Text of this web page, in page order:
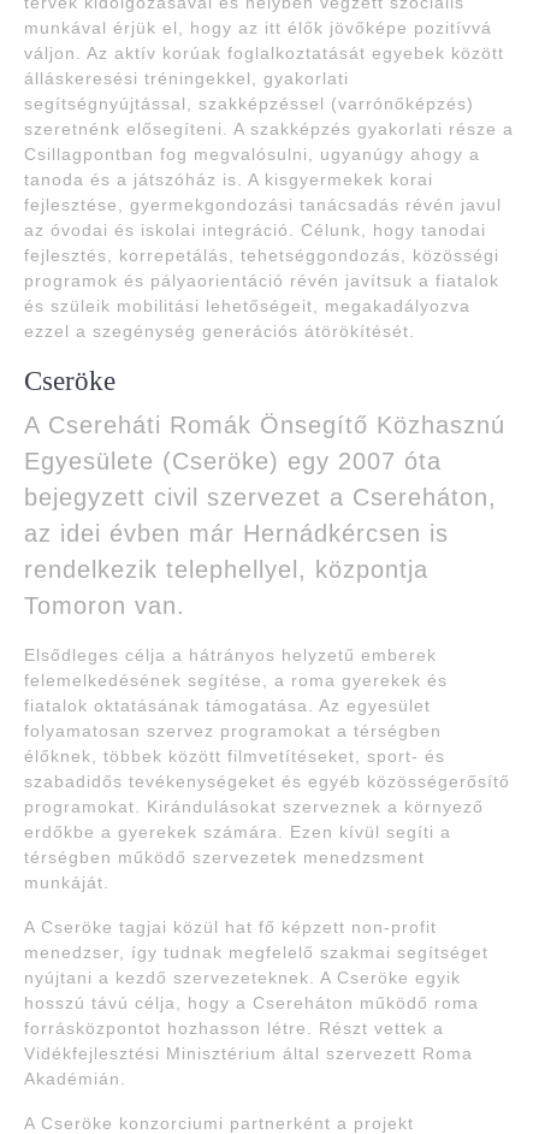
munkával érjük el, hogy az itt élők jövőképe pozitívvá
váljon. Az aktív korúak foglalkoztatását egyebek között
álláskeresési tréningekkel, gyakorlati
segítségnyújtással, szakképzéssel (varrónőképzés)
szeretnénk elősegíteni. A szakképzés gyakorlati része a
Csillagpontban fog megvalósulni, ugyanúgy ahogy a
tanoda és a játszóház is. A kisgyermekek korai
fejlesztése, gyermekgondozási tanácsadás révén javul
az óvodai és iskolai integráció. Célunk, hogy tanodai
fejlesztés, korrepetálás, tehetséggondozás, közösségi
programok és pályaorientáció révén javítsuk a fiatalok
és szüleik mobilitási lehetőségeit, megakadályozva
ezzel a szegénység generációs átörökítését.
Cseröke
A Csereháti Romák Önsegítő Közhasznú
Egyesülete (Cseröke) egy 2007 óta
bejegyzett civil szervezet a Csereháton,
az idei évben már Hernádkércsen is
rendelkezik telephellyel, központja
Tomoron van.
Elsődleges célja a hátrányos helyzetű emberek
felemelkedésének segítése, a roma gyerekek és
fiatalok oktatásának támogatása. Az egyesület
folyamatosan szervez programokat a térségben
élőknek, többek között filmvetítéseket, sport- és
szabadidős tevékenységeket és egyéb közösségerősítő
programokat. Kirándulásokat szerveznek a környező
erdőkbe a gyerekek számára. Ezen kívül segíti a
térségben működő szervezetek menedzsment
munkáját.
A Cseröke tagjai közül hat fő képzett non-profit
menedzser, így tudnak megfelelő szakmai segítséget
nyújtani a kezdő szervezeteknek. A Cseröke egyik
hosszú távú célja, hogy a Csereháton működő roma
forrásközpontot hozhasson létre. Részt vettek a
Vidékfejlesztési Minisztérium által szervezett Roma
Akadémián.
A Cseröke konzorciumi partnerként a projekt